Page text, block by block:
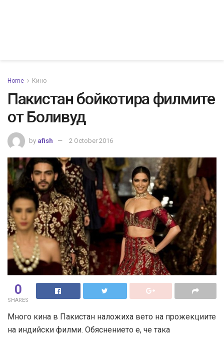
Home Кино
Пакистан бойкотира филмите
от Боливуд
by afish 2 October 2016
0
SHARES
Много кина в Пакистан наложиха вето на прожекциите
на индийски филми. Обяснението е, че така